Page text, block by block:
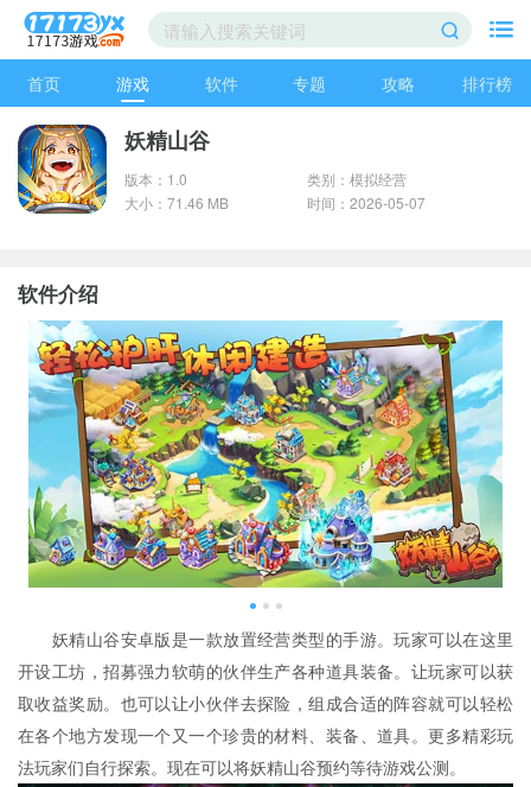
首页 游戏 软件 专题 攻略 排行榜
妖精山谷
版本：1.0
类别：模拟经营
大小：71.46 MB
时间：2026-05-07
软件介绍
妖精山谷安卓版是一款放置经营类型的手游。玩家可以在这里
开设工坊，招募强力软萌的伙伴生产各种道具装备。让玩家可以获
取收益奖励。也可以让小伙伴去探险，组成合适的阵容就可以轻松
在各个地方发现一个又一个珍贵的材料、装备、道具。更多精彩玩
法玩家们自行探索。现在可以将妖精山谷预约等待游戏公测。